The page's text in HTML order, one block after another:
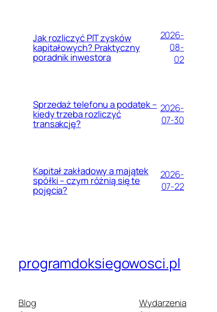
Jak rozliczyć PIT zysków
kapitałowych? Praktyczny
poradnik inwestora
2026-
08-
02
Sprzedaż telefonu a podatek –
kiedy trzeba rozliczyć
transakcję?
2026-
07-30
Kapitał zakładowy a majątek
spółki – czym różnią się te
pojęcia?
2026-
07-22
programdoksiegowosci.pl
Blog
Wydarzenia